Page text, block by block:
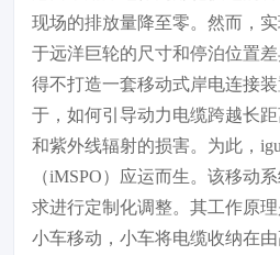
现场的排放量降至零。然而，
于远洋巨轮的尺寸和停泊位置
得不打造一套移动式岸电连接
于，如何引导动力电缆跨越长
和紫外线辐射的损害。为此，
（iMSPO）应运而生。该移动
求进行定制化调整。其工作原
小车移动，小车将电缆收纳在